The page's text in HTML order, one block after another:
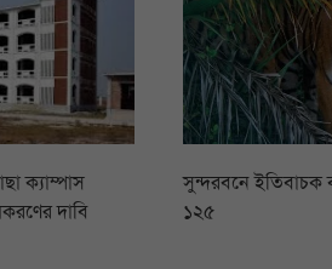
ক্যাম্পাস
দাবি
সুন্দরবনে ইতিবাচক
১২৫